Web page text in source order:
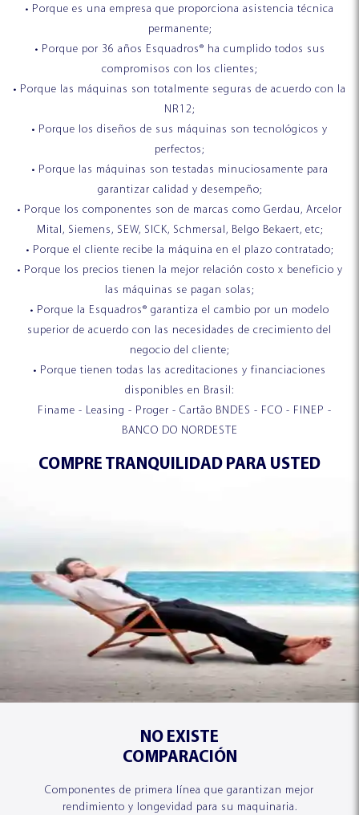
• Porque es una empresa que proporciona asistencia técnica
permanente;
• Porque por 36 años Esquadros® ha cumplido todos sus
compromisos con los clientes;
• Porque las máquinas son totalmente seguras de acuerdo con la
NR12;
• Porque los diseños de sus máquinas son tecnológicos y
perfectos;
• Porque las máquinas son testadas minuciosamente para
garantizar calidad y desempeño;
• Porque los componentes son de marcas como Gerdau, Arcelor
Mital, Siemens, SEW, SICK, Schmersal, Belgo Bekaert, etc;
• Porque el cliente recibe la máquina en el plazo contratado;
• Porque los precios tienen la mejor relación costo x beneficio y
las máquinas se pagan solas;
• Porque la Esquadros® garantiza el cambio por un modelo
superior de acuerdo con las necesidades de crecimiento del
negocio del cliente;
• Porque tienen todas las acreditaciones y financiaciones
disponibles en Brasil:
Finame - Leasing - Proger - Cartão BNDES - FCO - FINEP -
BANCO DO NORDESTE
COMPRE TRANQUILIDAD PARA USTED
NO EXISTE
COMPARACIÓN
Componentes de primera línea que garantizan mejor
rendimiento y longevidad para su maquinaria.